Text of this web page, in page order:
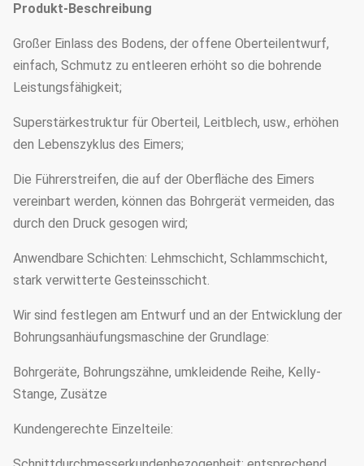
Produkt-Beschreibung
Großer Einlass des Bodens, der offene Oberteilentwurf,
einfach, Schmutz zu entleeren erhöht so die bohrende
Leistungsfähigkeit;
Superstärkestruktur für Oberteil, Leitblech, usw., erhöhen
den Lebenszyklus des Eimers;
Die Führerstreifen, die auf der Oberfläche des Eimers
vereinbart werden, können das Bohrgerät vermeiden, das
durch den Druck gesogen wird;
Anwendbare Schichten: Lehmschicht, Schlammschicht,
stark verwitterte Gesteinsschicht.
Wir sind festlegen am Entwurf und an der Entwicklung der
Bohrungsanhäufungsmaschine der Grundlage:
Bohrgeräte, Bohrungszähne, umkleidende Reihe, Kelly-
Stange, Zusätze
Kundengerechte Einzelteile: